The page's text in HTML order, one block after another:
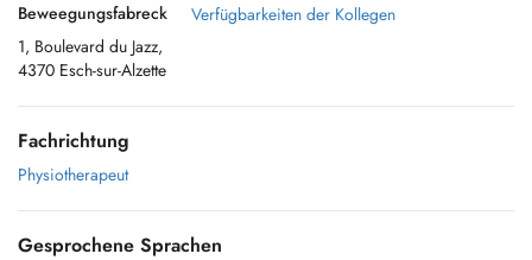
Beweegungsfabreck
1, Boulevard du Jazz,
4370 Esch-sur-Alzette
Verfügbarkeiten der Kollegen
Fachrichtung
Physiotherapeut
Gesprochene Sprachen